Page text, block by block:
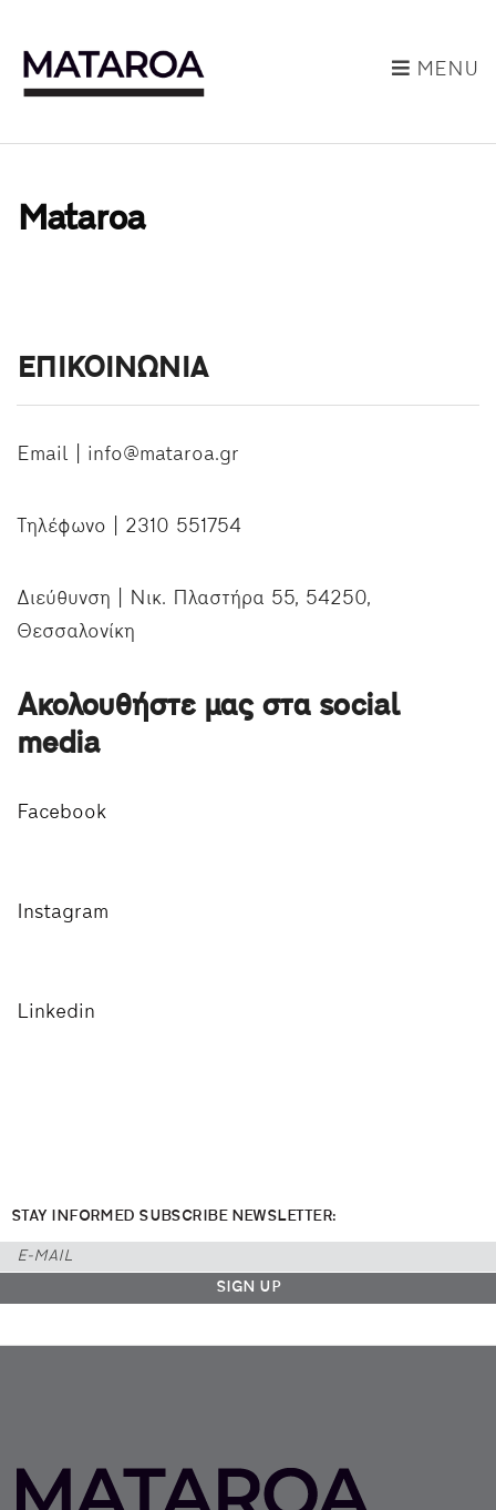
MENU
Mataroa
ΕΠΙΚΟΙΝΩΝΙΑ
Email | info@mataroa.gr
Τηλέφωνο | 2310 551754
Διεύθυνση | Νικ. Πλαστήρα 55, 54250,
Θεσσαλονίκη
Ακολουθήστε μας στα social
media
Facebook
Instagram
Linkedin
STAY INFORMED SUBSCRIBE NEWSLETTER: